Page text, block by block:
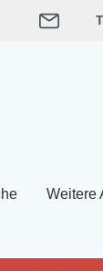
Weitere